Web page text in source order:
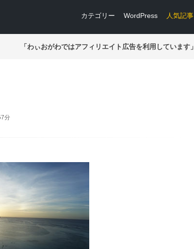
カテゴリー WordPress 人気記事
「わぃおがわではアフィリエイト広告を利用しています」
分